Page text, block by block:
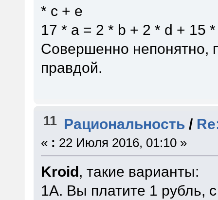
* c + e
17 * a = 2 * b + 2 * d + 15
Совершенно непонятно,
правдой.
11 Рациональность /
« : 22 Июля 2016, 01:10 »
Kroid, такие варианты:
1А. Вы платите 1 рубль,